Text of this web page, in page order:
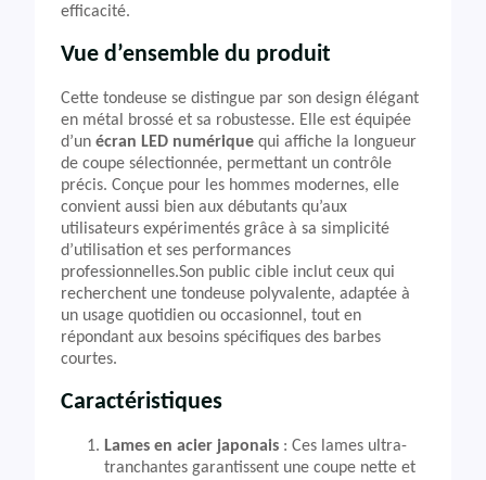
efficacité.
Vue d’ensemble du produit
Cette tondeuse se distingue par son design élégant
en métal brossé et sa robustesse. Elle est équipée
d’un écran LED numérique qui affiche la longueur
de coupe sélectionnée, permettant un contrôle
précis. Conçue pour les hommes modernes, elle
convient aussi bien aux débutants qu’aux
utilisateurs expérimentés grâce à sa simplicité
d’utilisation et ses performances
professionnelles.Son public cible inclut ceux qui
recherchent une tondeuse polyvalente, adaptée à
un usage quotidien ou occasionnel, tout en
répondant aux besoins spécifiques des barbes
courtes.
Caractéristiques
Lames en acier japonais : Ces lames ultra-
tranchantes garantissent une coupe nette et